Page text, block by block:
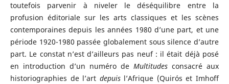
toutefois parvenir à niveler le déséquilibre entre la
profusion éditoriale sur les arts classiques et les scènes
contemporaines depuis les années 1980 d’une part, et une
période 1920-1980 passée globalement sous silence d’autre
part. Le constat n’est d’ailleurs pas neuf : il était déjà posé
en introduction d’un numéro deMultitudes consacré aux
historiographies de l’art depuisl’Afrique (Quirós et Imhoff